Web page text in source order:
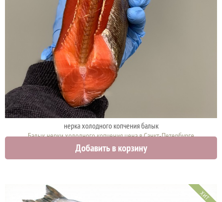
нерка холодного копчения балык
Балык нерки холодного копчения цена в Санкт-Петербурге
2150 руб.
Добавить в корзину
ХИТ